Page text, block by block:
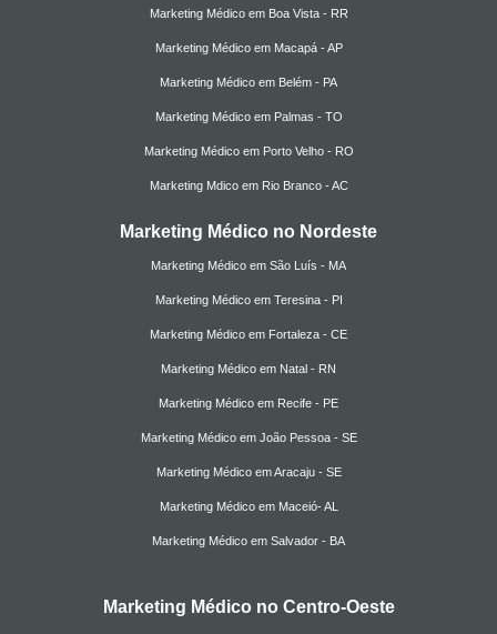
Marketing Médico em Boa Vista - RR
Marketing Médico em Macapá - AP
Marketing Médico em Belém - PA
Marketing Médico em Palmas - TO
Marketing Médico em Porto Velho - RO
Marketing Mdico em Rio Branco - AC
Marketing Médico no Nordeste
Marketing Médico em São Luís - MA
Marketing Médico em Teresina - PI
Marketing Médico em Fortaleza - CE
Marketing Médico em Natal - RN
Marketing Médico em Recife - PE
Marketing Médico em João Pessoa - SE
Marketing Médico em Aracaju - SE
Marketing Médico em Maceió- AL
Marketing Médico em Salvador - BA
Marketing Médico no Centro-Oeste